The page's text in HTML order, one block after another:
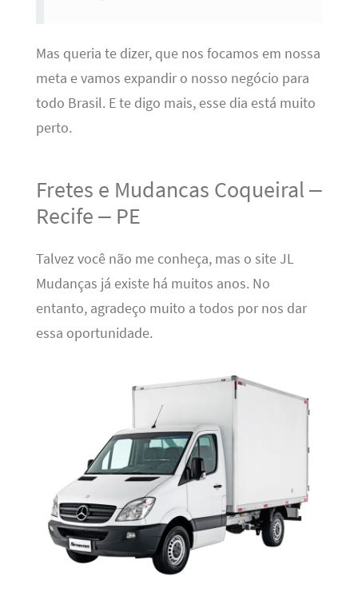
Mas queria te dizer, que nos focamos em nossa
meta e vamos expandir o nosso negócio para
todo Brasil. E te digo mais, esse dia está muito
perto.
Fretes e Mudancas Coqueiral –
Recife – PE
Talvez você não me conheça, mas o site JL
Mudanças já existe há muitos anos. No
entanto, agradeço muito a todos por nos dar
essa oportunidade.